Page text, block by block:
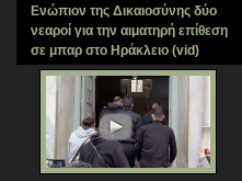
Ενώπιον της Δικαιοσύνης δύο
νεαροί για την αιματηρή επίθεση
σε μπαρ στο Ηράκλειο (vid)